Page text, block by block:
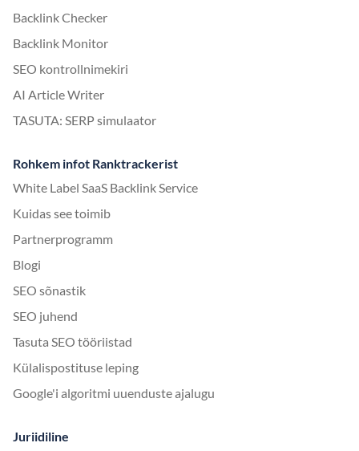
Backlink Checker
Backlink Monitor
SEO kontrollnimekiri
AI Article Writer
TASUTA: SERP simulaator
Rohkem infot Ranktrackerist
White Label SaaS Backlink Service
Kuidas see toimib
Partnerprogramm
Blogi
SEO sõnastik
SEO juhend
Tasuta SEO tööriistad
Külalispostituse leping
Google'i algoritmi uuenduste ajalugu
Juriidiline